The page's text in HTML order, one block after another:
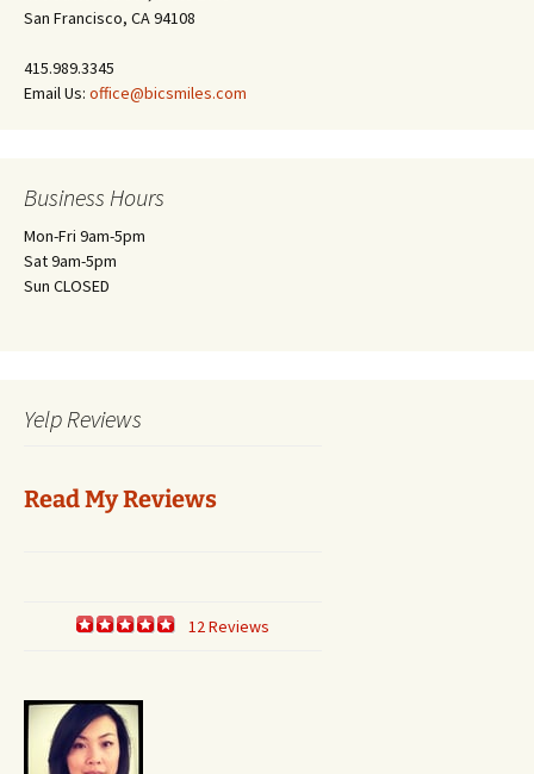
San Francisco, CA 94108
415.989.3345
Email Us: office@bicsmiles.com
Business Hours
Mon-Fri 9am-5pm
Sat 9am-5pm
Sun CLOSED
Yelp Reviews
Read My Reviews
12 Reviews